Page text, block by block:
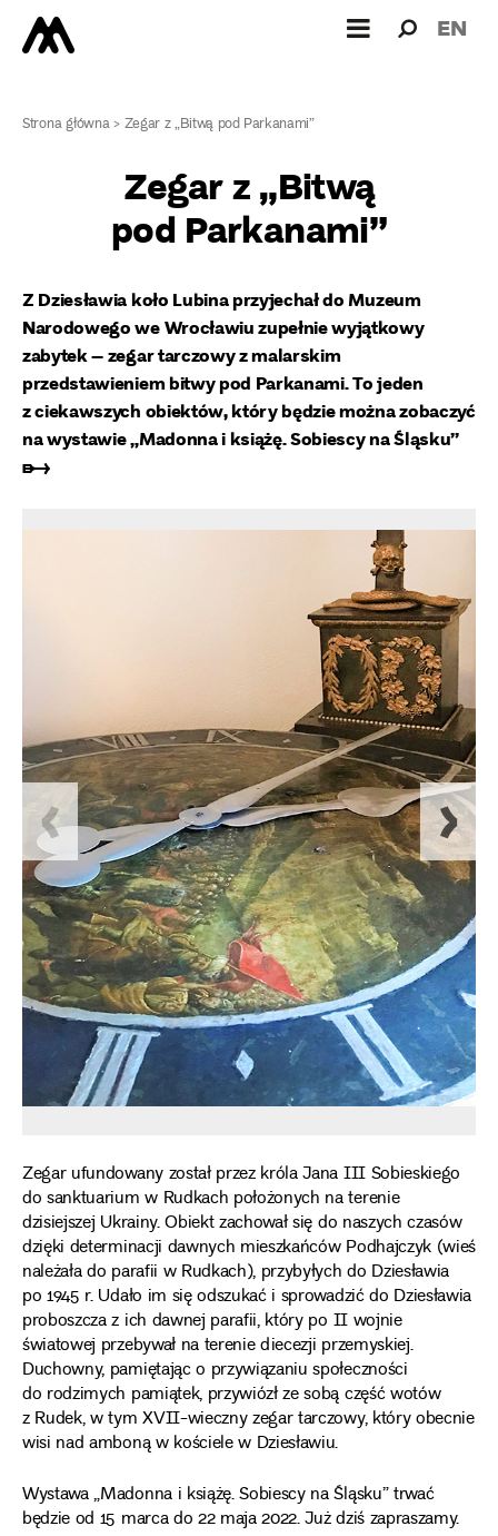
dla: EN
Strona główna>Zegar z „Bitwą pod Parkanami”
Zegar z „Bitwą
pod Parkanami”
Z Dziesławia koło Lubina przyjechał do Muzeum
Narodowego we Wrocławiu zupełnie wyjątkowy
zabytek – zegar tarczowy z malarskim
przedstawieniem bitwy pod Parkanami. To jeden
z ciekawszych obiektów, który będzie można zobaczyć
na wystawie „Madonna i książę. Sobiescy na Śląsku”
➸
Zegar ufundowany został przez króla Jana III Sobieskiego
do sanktuarium w Rudkach położonych na terenie
dzisiejszej Ukrainy. Obiekt zachował się do naszych czasów
dzięki determinacji dawnych mieszkańców Podhajczyk (wieś
należała do parafii w Rudkach), przybyłych do Dziesławia
po 1945 r. Udało im się odszukać i sprowadzić do Dziesławia
proboszcza z ich dawnej parafii, który po II wojnie
światowej przebywał na terenie diecezji przemyskiej.
Duchowny, pamiętając o przywiązaniu społeczności
do rodzimych pamiątek, przywiózł ze sobą część wotów
z Rudek, w tym XVII-wieczny zegar tarczowy, który obecnie
wisi nad amboną w kościele w Dziesławiu.
Wystawa „Madonna i książę. Sobiescy na Śląsku” trwać
będzie od 15 marca do 22 maja 2022. Już dziś zapraszamy.